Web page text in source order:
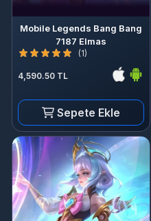
Mobile Legends Bang Bang
7187 Elmas
(1)
4,590.50 TL
Sepete Ekle